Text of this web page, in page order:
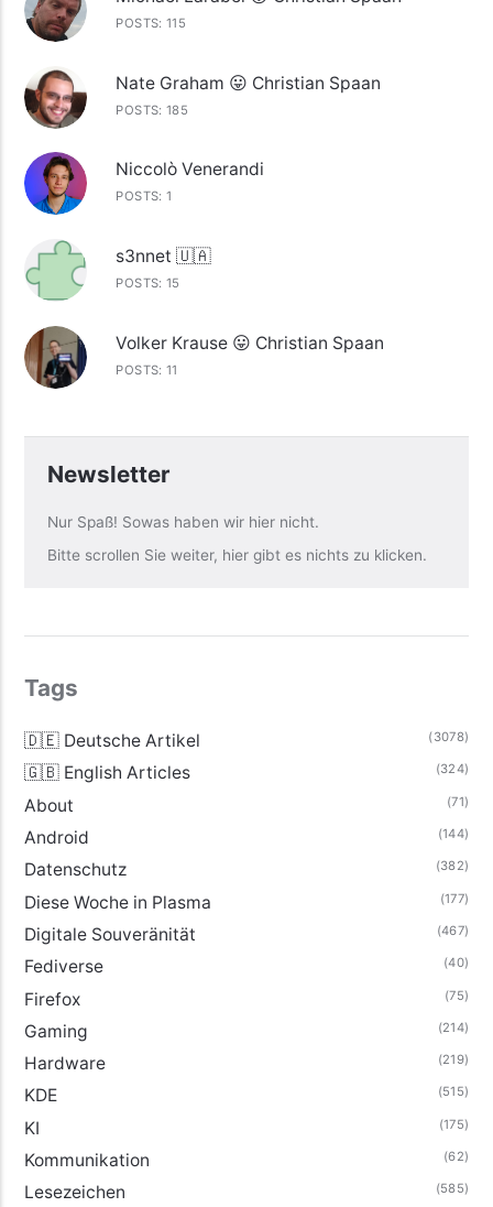
POSTS: 115
Nate Graham 😛 Christian Spaan
POSTS: 185
Niccolò Venerandi
POSTS: 1
s3nnet 🇺🇦
POSTS: 15
Volker Krause 😛 Christian Spaan
POSTS: 11
Newsletter
Nur Spaß! Sowas haben wir hier nicht.
Bitte scrollen Sie weiter, hier gibt es nichts zu klicken.
Tags
🇩🇪 Deutsche Artikel (3078)
🇬🇧 English Articles (324)
About (71)
Android (144)
Datenschutz (382)
Diese Woche in Plasma (177)
Digitale Souveränität (467)
Fediverse (40)
Firefox (75)
Gaming (214)
Hardware (219)
KDE (515)
KI (175)
Kommunikation (62)
Lesezeichen (585)